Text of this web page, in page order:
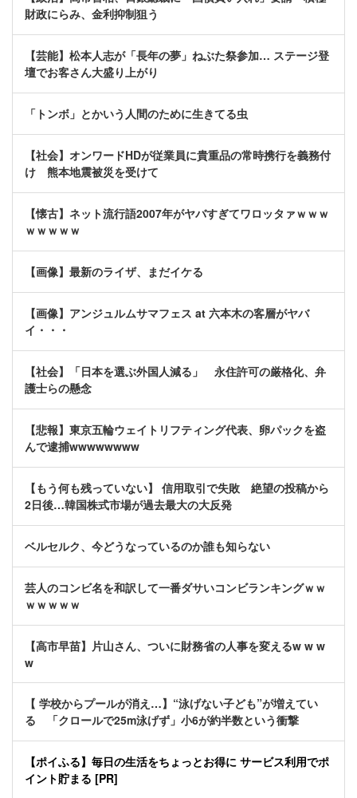
財政にらみ、金利抑制狙う
【芸能】松本人志が「長年の夢」ねぶた祭参加… ステージ登
壇でお客さん大盛り上がり
「トンボ」とかいう人間のために生きてる虫
【社会】オンワードHDが従業員に貴重品の常時携行を義務付
け 熊本地震被災を受けて
【懐古】ネット流行語2007年がヤバすぎてワロッタァｗｗｗ
ｗｗｗｗｗ
【画像】最新のライザ、まだイケる
【画像】アンジュルムサマフェス at 六本木の客層がヤバ
イ・・・
【社会】「日本を選ぶ外国人減る」 永住許可の厳格化、弁
護士らの懸念
【悲報】東京五輪ウェイトリフティング代表、卵パックを盗
んで逮捕wwwwwwww
【もう何も残っていない】 信用取引で失敗 絶望の投稿から
2日後…韓国株式市場が過去最大の大反発
ベルセルク、今どうなっているのか誰も知らない
芸人のコンビ名を和訳して一番ダサいコンビランキングｗｗ
ｗｗｗｗｗ
【高市早苗】片山さん、ついに財務省の人事を変えるw w w
w
【 学校からプールが消え…】“泳げない子ども”が増えてい
る 「クロールで25m泳げず」小6が約半数という衝撃
【ポイふる】毎日の生活をちょっとお得に サービス利用でポ
イント貯まる [PR]